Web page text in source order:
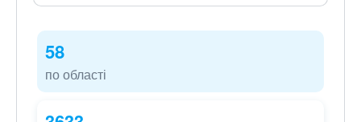
58
по області